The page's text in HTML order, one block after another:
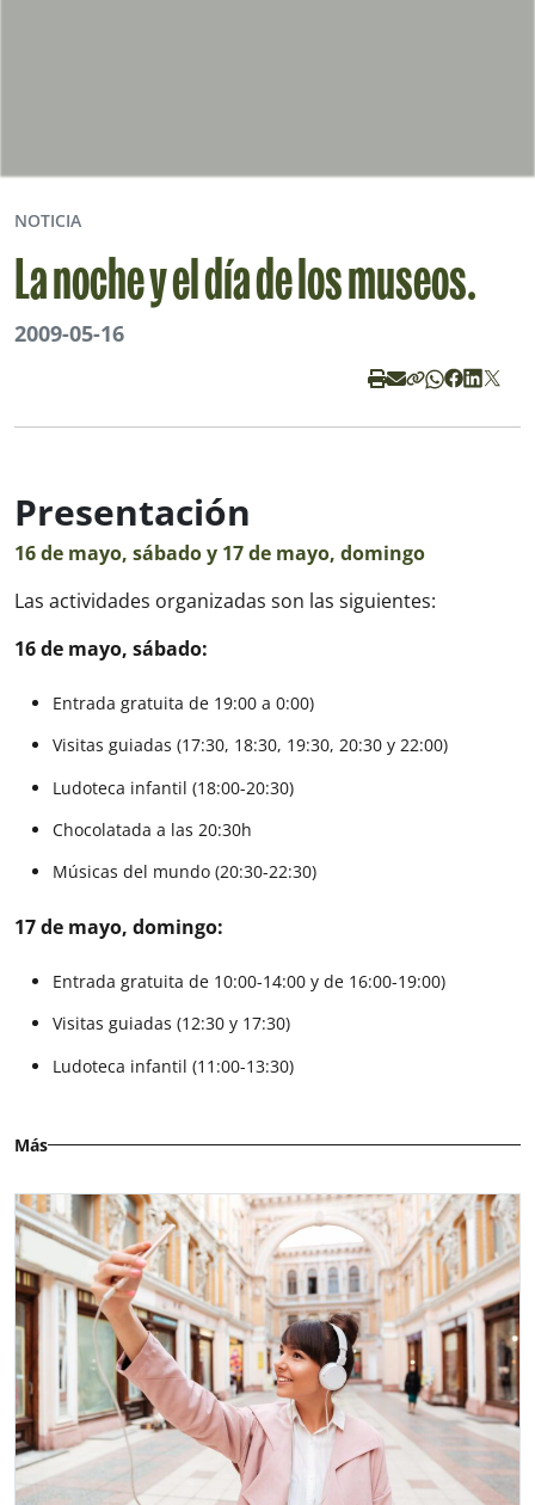
NOTICIA
La noche y el día de los museos.
2009-05-16
Presentación
16 de mayo, sábado y 17 de mayo, domingo
Las actividades organizadas son las siguientes:
16 de mayo, sábado:
Entrada gratuita de 19:00 a 0:00)
Visitas guiadas (17:30, 18:30, 19:30, 20:30 y 22:00)
Ludoteca infantil (18:00-20:30)
Chocolatada a las 20:30h
Músicas del mundo (20:30-22:30)
17 de mayo, domingo:
Entrada gratuita de 10:00-14:00 y de 16:00-19:00)
Visitas guiadas (12:30 y 17:30)
Ludoteca infantil (11:00-13:30)
Más